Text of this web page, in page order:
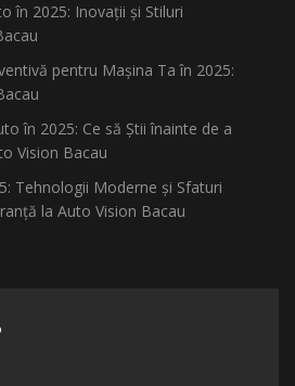
în 2025: Inovații și Stiluri
pentru Mașina Ta în 2025:
în 2025: Ce să Știi înainte de a
Vision Bacau
Tehnologii Moderne și Sfaturi
la Auto Vision Bacau